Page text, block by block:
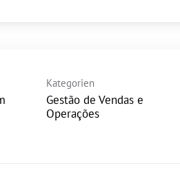
Kategorien
Gestão de Vendas e
Operações